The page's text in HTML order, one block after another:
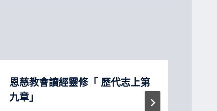
恩慈教會讀經靈修「 歷代志上第
九章」